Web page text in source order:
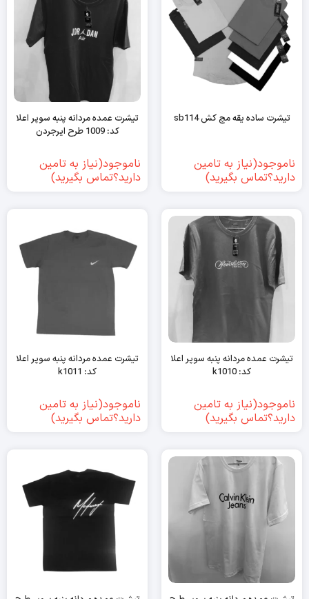
تیشرت ساده یقه مچ کش sb114
ناموجود(نیاز به تامین
دارید؟تماس بگیرید)
تیشرت عمده مردانه پنبه سوپر اعلا
کد: 1009 طرح ایرجردن
ناموجود(نیاز به تامین
دارید؟تماس بگیرید)
تیشرت عمده مردانه پنبه سوپر اعلا
کد: k1010
ناموجود(نیاز به تامین
دارید؟تماس بگیرید)
تیشرت عمده مردانه پنبه سوپر اعلا
کد: k1011
ناموجود(نیاز به تامین
دارید؟تماس بگیرید)